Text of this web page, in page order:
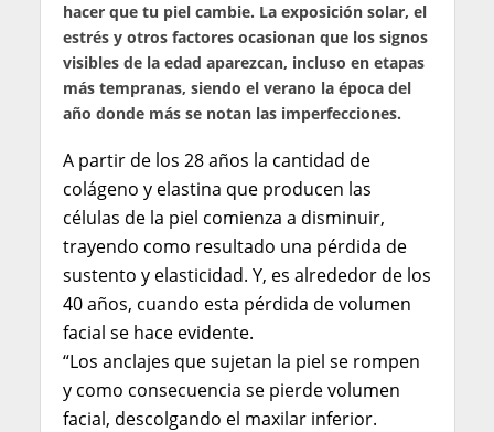
hacer que tu piel cambie. La exposición solar, el
estrés y otros factores ocasionan que los signos
visibles de la edad aparezcan, incluso en etapas
más tempranas, siendo el verano la época del
año donde más se notan las imperfecciones.
A partir de los 28 años la cantidad de
colágeno y elastina que producen las
células de la piel comienza a disminuir,
trayendo como resultado una pérdida de
sustento y elasticidad. Y, es alrededor de los
40 años, cuando esta pérdida de volumen
facial se hace evidente.
“Los anclajes que sujetan la piel se rompen
y como consecuencia se pierde volumen
facial, descolgando el maxilar inferior.